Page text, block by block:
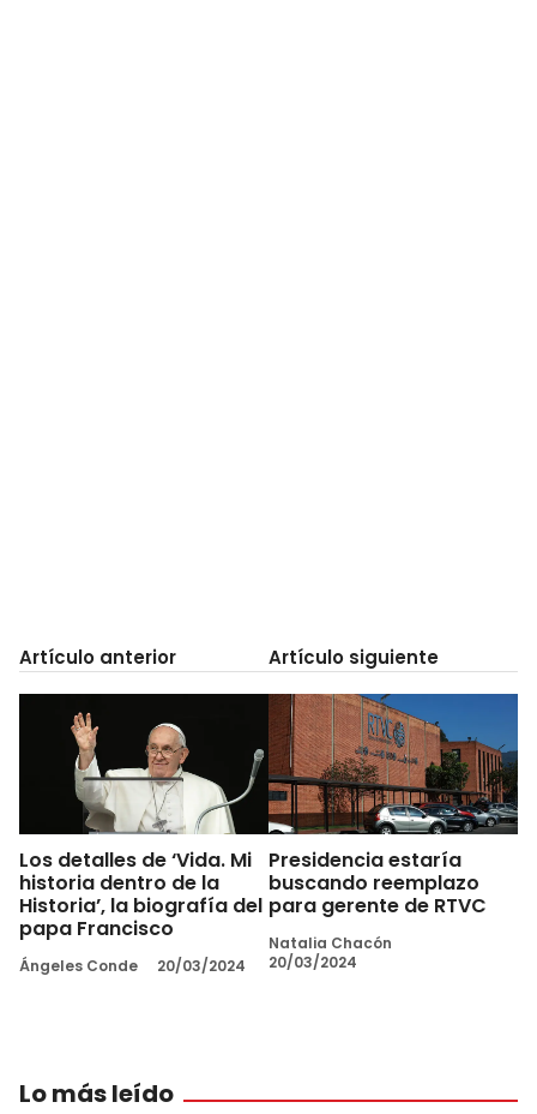
Artículo anterior
Los detalles de ‘Vida. Mi
historia dentro de la
Historia’, la biografía del
papa Francisco
Ángeles Conde 20/03/2024
Artículo siguiente
Presidencia estaría
buscando reemplazo
para gerente de RTVC
Natalia Chacón
20/03/2024
Lo más leído